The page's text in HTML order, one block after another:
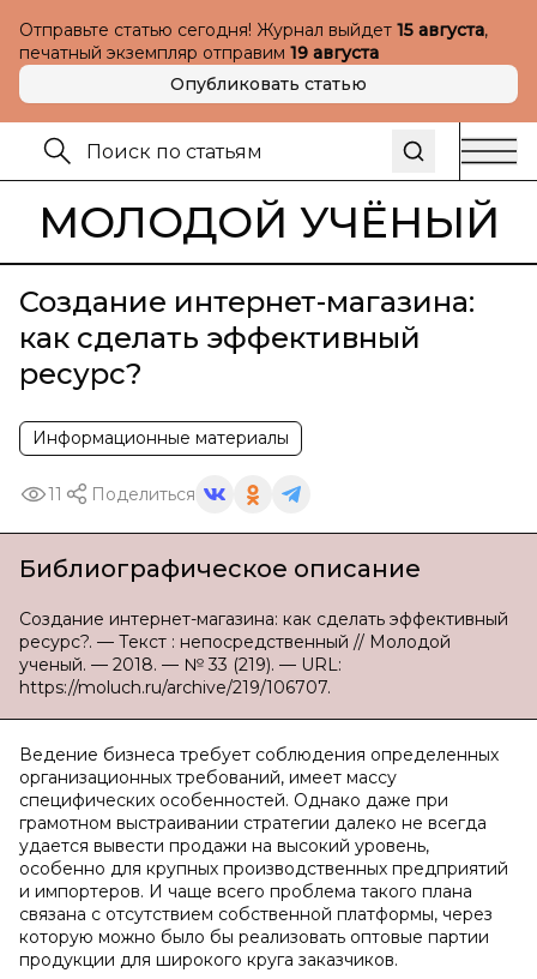
Отправьте статью сегодня! Журнал выйдет 15 августа,
печатный экземпляр отправим 19 августа
Опубликовать статью
МОЛОДОЙ УЧЁНЫЙ
Создание интернет-магазина:
как сделать эффективный
ресурс?
Информационные материалы
11 Поделиться
Библиографическое описание
Создание интернет-магазина: как сделать эффективный
ресурс?. — Текст : непосредственный // Молодой
ученый. — 2018. — № 33 (219). — URL:
https://moluch.ru/archive/219/106707.
Ведение бизнеса требует соблюдения определенных
организационных требований, имеет массу
специфических особенностей. Однако даже при
грамотном выстраивании стратегии далеко не всегда
удается вывести продажи на высокий уровень,
особенно для крупных производственных предприятий
и импортеров. И чаще всего проблема такого плана
связана с отсутствием собственной платформы, через
которую можно было бы реализовать оптовые партии
продукции для широкого круга заказчиков.